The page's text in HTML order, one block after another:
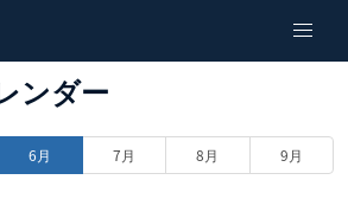
ンダー
6月 7月 8月 9月